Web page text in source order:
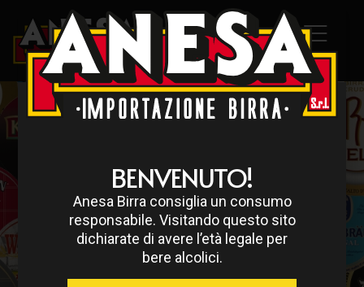
RICERCABENVENUTO!
Anesa Birra consiglia un consumo
responsabile. Visitando questo sito
dichiarate di avere l’età legale per
bere alcolici.